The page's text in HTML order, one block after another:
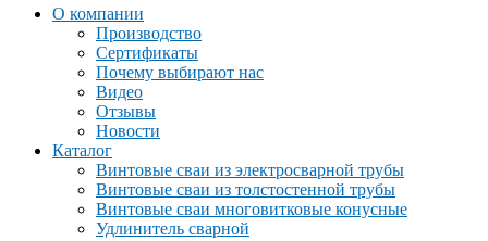
О компании
Производство
Сертификаты
Почему выбирают нас
Видео
Отзывы
Новости
Каталог
Винтовые сваи из электросварной трубы
Винтовые сваи из толстостенной трубы
Винтовые сваи многовитковые конусные
Удлинитель сварной